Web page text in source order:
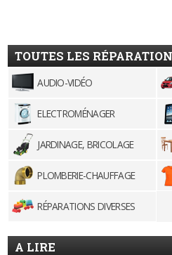
TOUTES LES
AUDIO-VIDÉO
ELECTROMÉNAGER
JARDINAGE, BRICOLAGE
PLOMBERIE-CHAUFFAGE
RÉPARATIONS DIVERSES
A LIRE